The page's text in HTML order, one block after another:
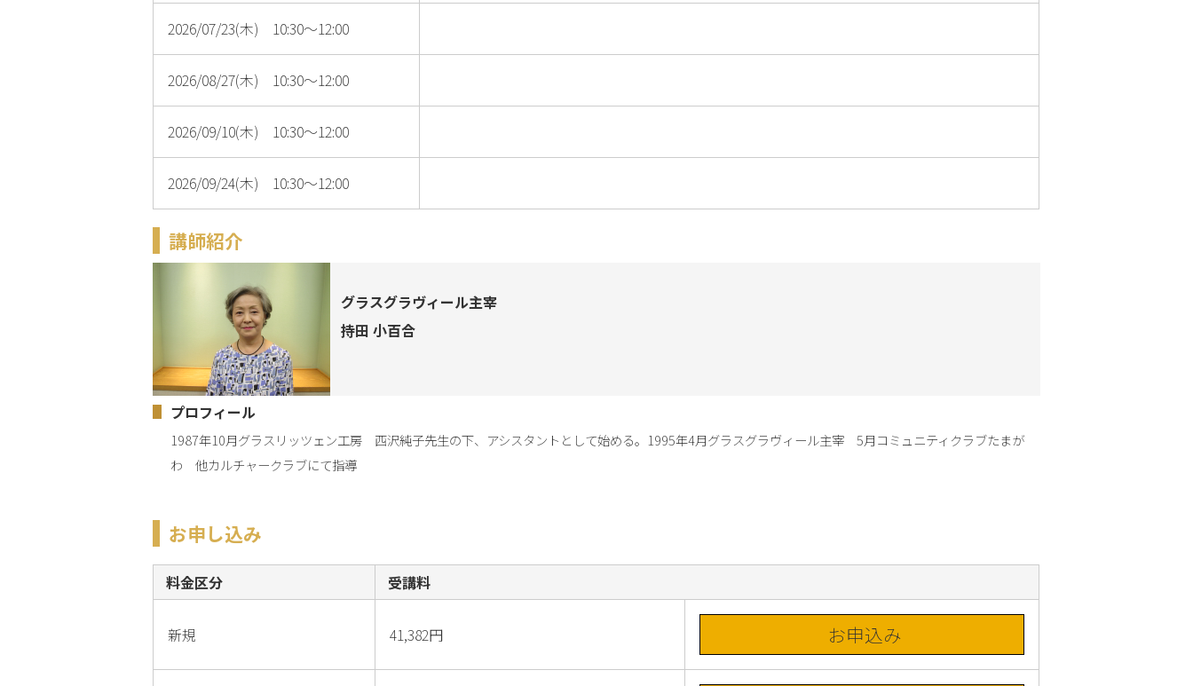
2026/07/23(木) 10:30～12:00
2026/08/27(木) 10:30～12:00
2026/09/10(木) 10:30～12:00
2026/09/24(木) 10:30～12:00
講師紹介
グラスグラヴィール主宰
持田 小百合
プロフィール
1987年10月グラスリッツェン工房　西沢純子先生の下、アシスタントとして始める。1995年4月グラスグラヴィール主宰　5月コミュニティクラブたまが
わ　他カルチャークラブにて指導
お申し込み
料金区分 受講料
新規 41,382円 お申込み